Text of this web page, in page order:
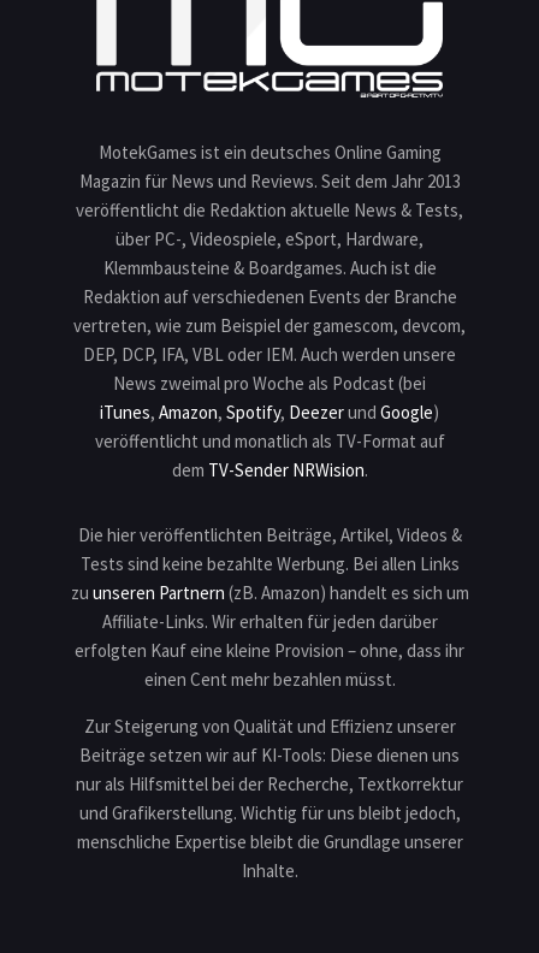
MotekGames ist ein deutsches Online Gaming
Magazin für News und Reviews. Seit dem Jahr 2013
veröffentlicht die Redaktion aktuelle News & Tests,
über PC-, Videospiele, eSport, Hardware,
Klemmbausteine & Boardgames. Auch ist die
Redaktion auf verschiedenen Events der Branche
vertreten, wie zum Beispiel der gamescom, devcom,
DEP, DCP, IFA, VBL oder IEM. Auch werden unsere
News zweimal pro Woche als Podcast (bei
iTunes, Amazon, Spotify, Deezerund Google)
veröffentlicht und monatlich als TV-Format auf
dem TV-Sender NRWision.
Die hier veröffentlichten Beiträge, Artikel, Videos &
Tests sind keine bezahlte Werbung. Bei allen Links
zu unseren Partnern (zB. Amazon) handelt es sich um
Affiliate-Links. Wir erhalten für jeden darüber
erfolgten Kauf eine kleine Provision – ohne, dass ihr
einen Cent mehr bezahlen müsst.
Zur Steigerung von Qualität und Effizienz unserer
Beiträge setzen wir auf KI-Tools: Diese dienen uns
nur als Hilfsmittel bei der Recherche, Textkorrektur
und Grafikerstellung. Wichtig für uns bleibt jedoch,
menschliche Expertise bleibt die Grundlage unserer
Inhalte.